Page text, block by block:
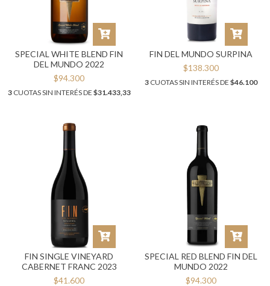
SPECIAL WHITE BLEND FIN
DEL MUNDO 2022
$94.300
3CUOTAS SIN INTERÉS DE $31.433,33
FIN DEL MUNDO SURPINA
$138.300
3 CUOTAS SIN INTERÉS DE $46.100
FIN SINGLE VINEYARD
CABERNET FRANC 2023
$41.600
SPECIAL RED BLEND FIN DEL
MUNDO 2022
$94.300